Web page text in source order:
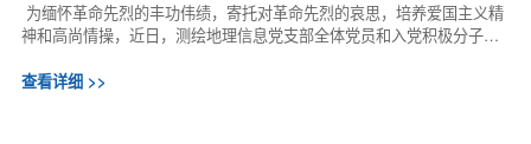
为缅怀革命先烈的丰功伟绩，寄托对革命先烈的哀思，培养爱国主义精
神和高尚情操，近日，测绘地理信息党支部全体党员和入党积极分子前
查看详细 >>